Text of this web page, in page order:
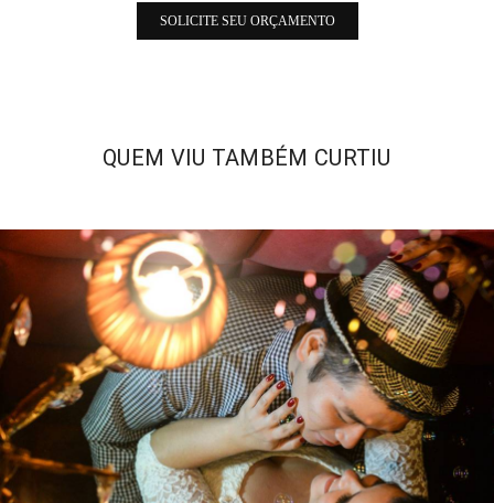
SOLICITE SEU ORÇAMENTO
QUEM VIU TAMBÉM CURTIU